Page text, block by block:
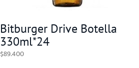
Bitburger Drive Botella
330ml*24
$89.400